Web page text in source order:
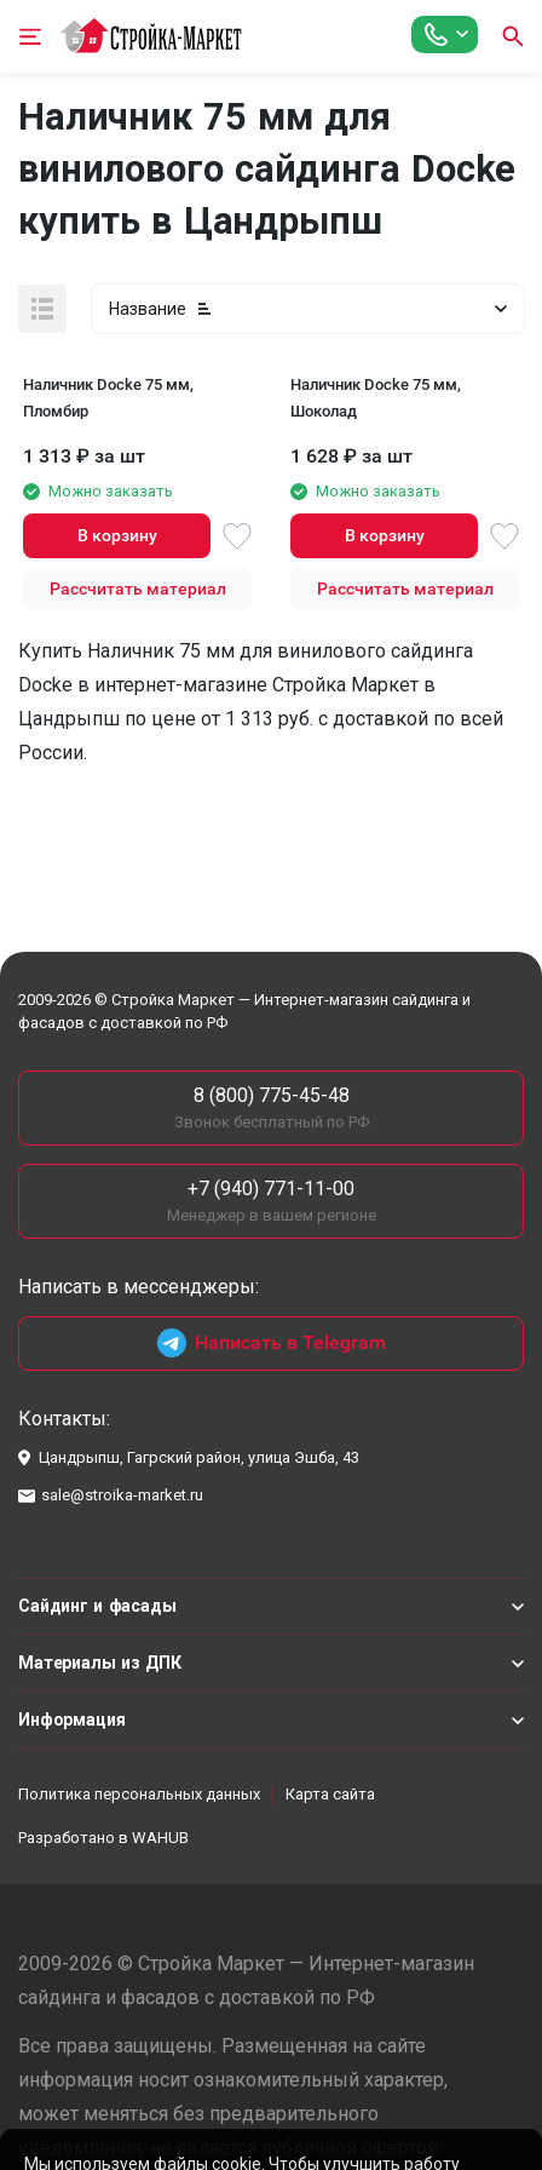
Наличник 75 мм для
винилового сайдинга Docke
купить в Цандрыпш
Название
Наличник Docke 75 мм,
Пломбир
1 313 ₽ за шт
Можно заказать
В корзину
Рассчитать материал
Наличник Docke 75 мм,
Шоколад
1 628 ₽ за шт
Можно заказать
В корзину
Рассчитать материал
Купить Наличник 75 мм для винилового сайдинга
Docke в интернет-магазине Стройка Маркет в
Цандрыпш по цене от 1 313 руб. с доставкой по всей
России.
2009-2026 © Стройка Маркет — Интернет-магазин сайдинга и
фасадов с доставкой по РФ
8 (800) 775-45-48
Звонок бесплатный по РФ
+7 (940) 771-11-00
Менеджер в вашем регионе
Написать в мессенджеры:
Написать в Telegram
Контакты:
Цандрыпш, Гагрский район, улица Эшба, 43
sale@stroika-market.ru
Сайдинг и фасады
Материалы из ДПК
Информация
Политика персональных данных Карта сайта
Разработано в WAHUB
2009-2026 © Стройка Маркет — Интернет-магазин
сайдинга и фасадов с доставкой по РФ
Все права защищены. Размещенная на сайте
информация носит ознакомительный характер,
может меняться без предварительного
Мы используем файлы cookie. Чтобы улучшить работу